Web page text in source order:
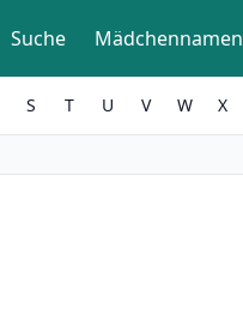
Suche Mädchennamen
S T U V W X